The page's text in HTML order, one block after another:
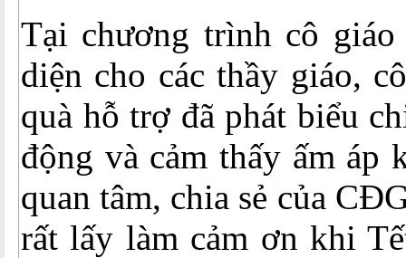
Tại chương trình cô
diện cho các thầy giáo,
quà hỗ trợ đã phát biểu
động và cảm thấy ấm áp
quan tâm, chia sẻ của
rất lấy làm cảm ơn khi